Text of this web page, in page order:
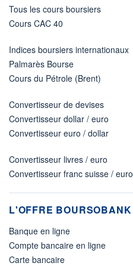
Tous les cours boursiers
Cours CAC 40
Indices boursiers internationaux
Palmarès Bourse
Cours du Pétrole (Brent)
Convertisseur de devises
Convertisseur dollar / euro
Convertisseur euro / dollar
Convertisseur livres / euro
Convertisseur franc suisse / euro
L'OFFRE BOURSOBANK
Banque en ligne
Compte bancaire en ligne
Carte bancaire